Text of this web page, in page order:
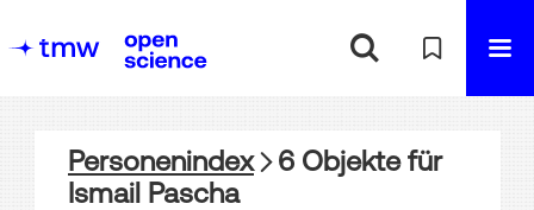
Personenindex 6 Objektefür
Ismail Pascha